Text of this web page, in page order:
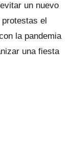
un nuevo
el
la pandemia
una fiesta